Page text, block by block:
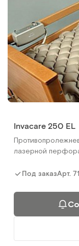
Invacare 250 EL
лазерной
Под заказАрт.